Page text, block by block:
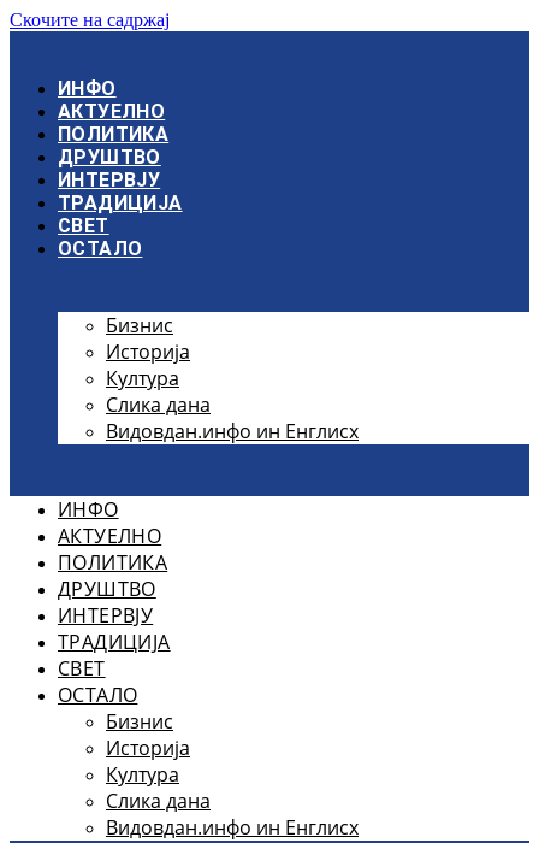
Скочите на садржај
ИНФО
АКТУЕЛНО
ПОЛИТИКА
ДРУШТВО
ИНТЕРВЈУ
ТРАДИЦИЈА
СВЕТ
ОСТАЛО
Бизнис
Историја
Култура
Слика дана
Видовдан.инфо ин Енглисх
ИНФО
АКТУЕЛНО
ПОЛИТИКА
ДРУШТВО
ИНТЕРВЈУ
ТРАДИЦИЈА
СВЕТ
ОСТАЛО
Бизнис
Историја
Култура
Слика дана
Видовдан.инфо ин Енглисх